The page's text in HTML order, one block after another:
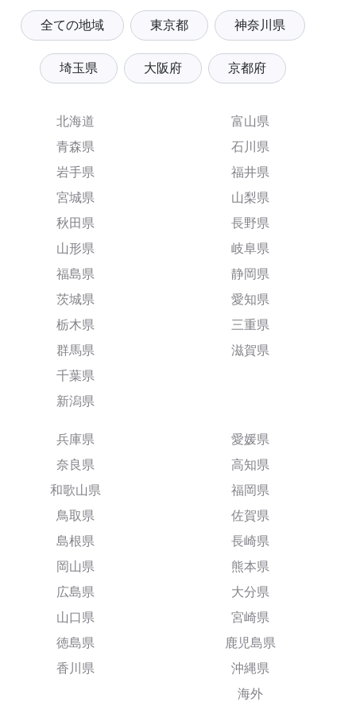
全ての地域 東京都 神奈川県
埼玉県 大阪府 京都府
北海道
青森県
岩手県
宮城県
秋田県
山形県
福島県
茨城県
栃木県
群馬県
千葉県
新潟県
富山県
石川県
福井県
山梨県
長野県
岐阜県
静岡県
愛知県
三重県
滋賀県
兵庫県
奈良県
和歌山県
鳥取県
島根県
岡山県
広島県
山口県
徳島県
香川県
愛媛県
高知県
福岡県
佐賀県
長崎県
熊本県
大分県
宮崎県
鹿児島県
沖縄県
海外